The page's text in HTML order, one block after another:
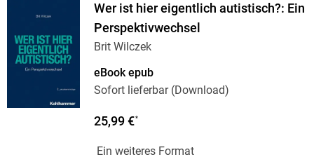
Wer ist hier eigentlich autistisch?: Ein
Perspektivwechsel
Brit Wilczek
eBook epub
Sofort lieferbar (Download)
25,99 €*
Ein weiteres Format